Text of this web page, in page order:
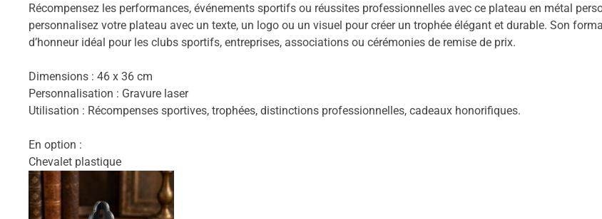
Récompensez les performances, événements sportifs ou réussites professionnelles avec ce plateau en métal
personnalisez votre plateau avec un texte, un logo ou un visuel pour créer un trophée élégant et durable. Son
d’honneur idéal pour les clubs sportifs, entreprises, associations ou cérémonies de remise de prix.
Dimensions : 46 x 36 cm
Personnalisation : Gravure laser
Utilisation : Récompenses sportives, trophées, distinctions professionnelles, cadeaux honorifiques.
En option :
Chevalet plastique